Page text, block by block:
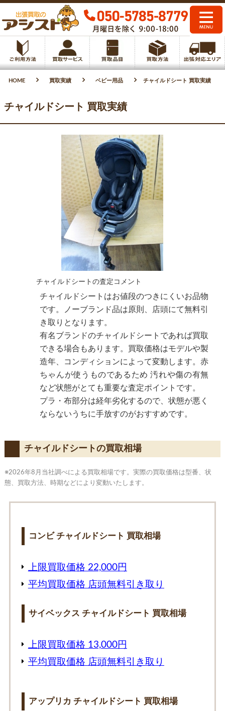
HOME 買取実績 ベビー用品 チャイルドシート 買取実績
チャイルドシート 買取実績
チャイルドシートの査定コメント
チャイルドシートはお値段のつきにくいお品物
です。ノーブランド品は原則、店頭にて無料引
き取りとなります。
有名ブランドのチャイルドシートであれば買取
できる場合もあります。買取価格はモデルや製
造年、コンディションによって変動します。赤
ちゃんが使うものであるため 汚れや傷の有無
など状態がとても重要な査定ポイントです。
プラ・布部分は経年劣化するので、状態が悪く
ならないうちに手放すのがおすすめです。
チャイルドシートの買取相場
※2026年8月当社調べによる買取相場です。実際の買取価格は型番、状
態、買取方法、時期などにより変動いたします。
コンビ チャイルドシート 買取相場
上限買取価格 22,000円
平均買取価格 店頭無料引き取り
サイベックス チャイルドシート 買取相場
上限買取価格 13,000円
平均買取価格 店頭無料引き取り
アップリカ チャイルドシート 買取相場